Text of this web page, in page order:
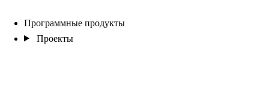
Программные продукты
Проекты